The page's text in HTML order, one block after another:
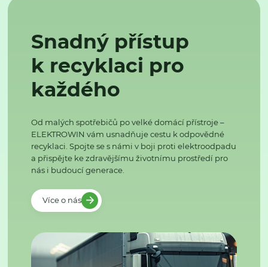
Snadný přístup
k recyklaci pro
každého
Od malých spotřebičů po velké domácí přístroje –
ELEKTROWIN vám usnadňuje cestu k odpovědné
recyklaci. Spojte se s námi v boji proti elektroodpadu
a přispějte ke zdravějšímu životnímu prostředí pro
nás i budoucí generace.
Více o nás